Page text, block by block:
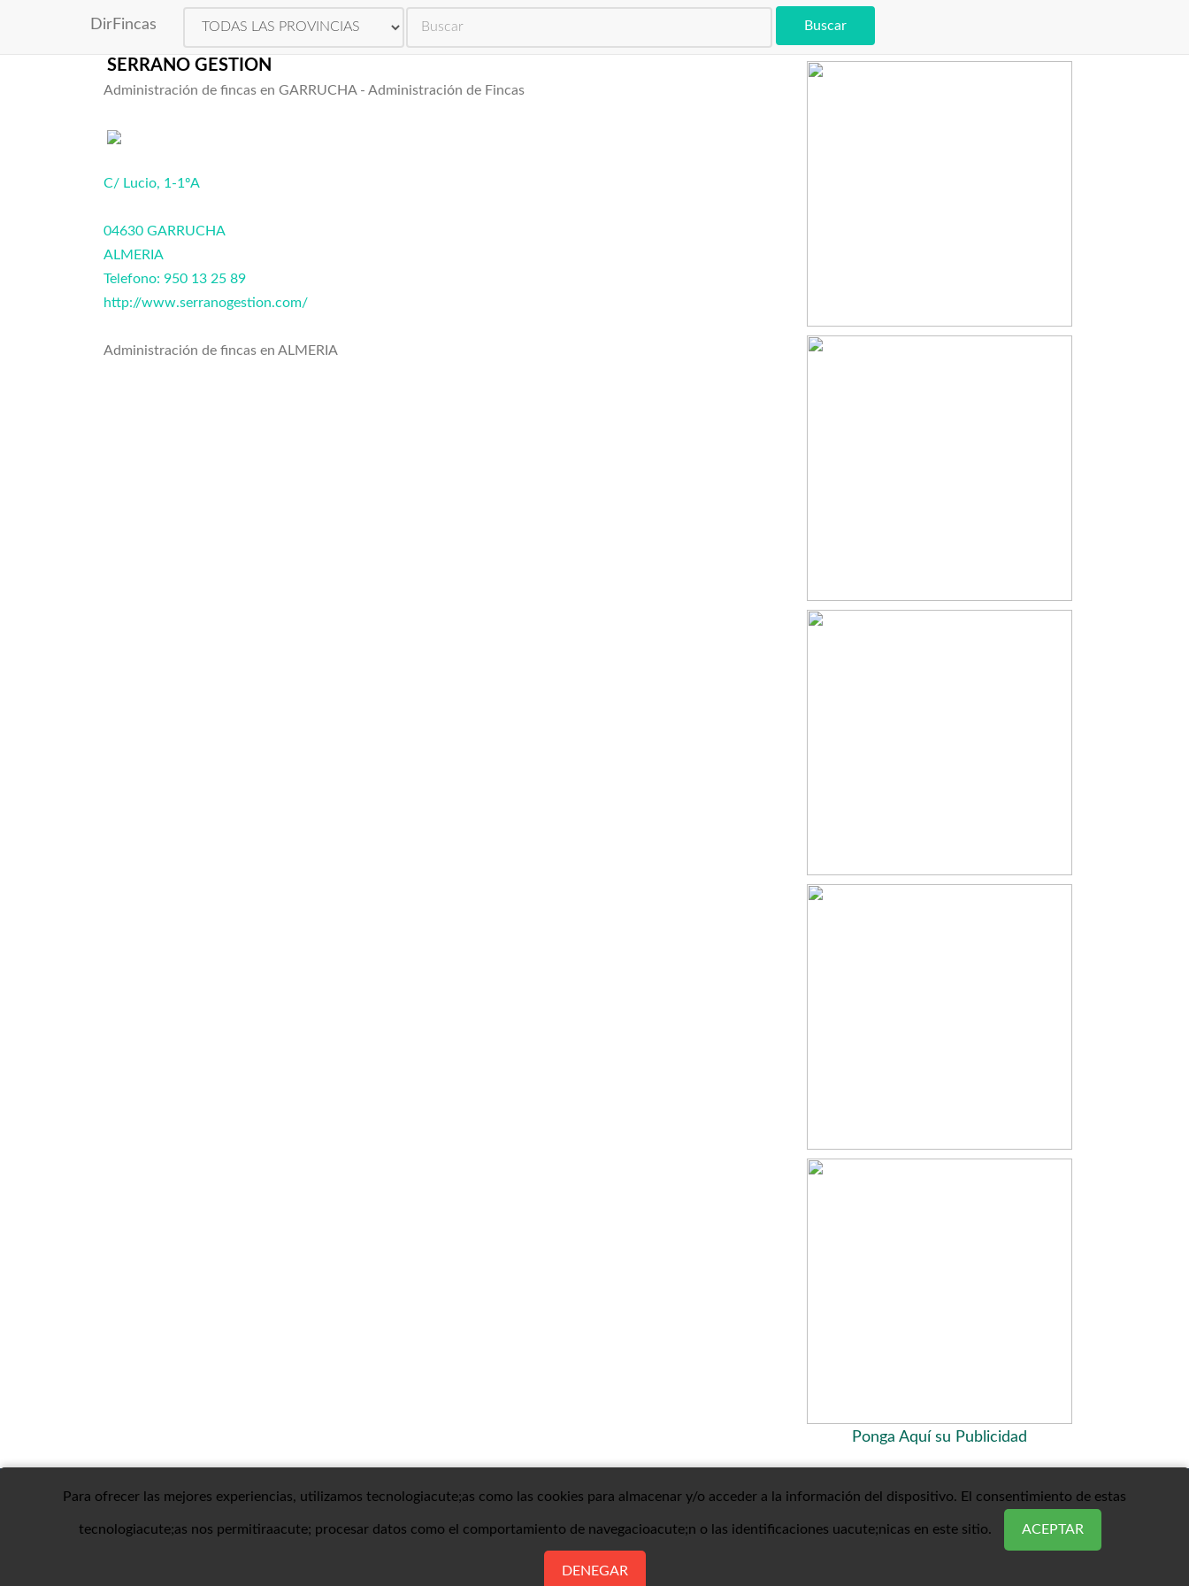
Para ofrecer las mejores experiencias, utilizamos tecnologiacute;as como las cookies para almacenar y/o acceder a la información del dispositivo. El consentimiento de estas
tecnologiacute;as nos permitiraacute; procesar datos como el comportamiento de navegacioacute;n o las identificaciones uacute;nicas en este sitio. ACEPTAR
DENEGAR
DirFincas Buscar
Directorio de Administradores de Fincas
SERRANO GESTION
Administración de fincas en GARRUCHA - Administración de Fincas
C/ Lucio, 1-1ºA
04630 GARRUCHA
ALMERIA
Telefono: 950 13 25 89
http://www.serranogestion.com/
Administración de fincas en ALMERIA
Ponga Aquí su Publicidad
ir Arriba
Contactar con Dirfincas
Aviso Legal/Política de Privacidad